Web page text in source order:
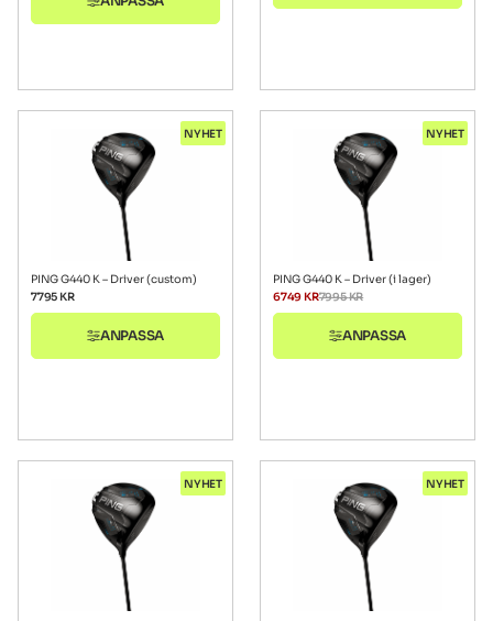
NYHET
PING G440 K – Driver (custom)
7795 KR
ANPASSA
NYHET
PING G440 K – Driver (i lager)
7995KR
6749KR
ANPASSA
NYHET NYHET